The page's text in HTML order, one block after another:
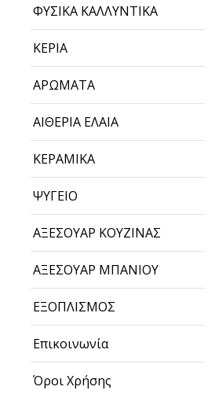
ΦΥΣΙΚΑ ΚΑΛΛΥΝΤΙΚΑ
ΚΕΡΙΑ
ΑΡΩΜΑΤΑ
ΑΙΘΕΡΙΑ ΕΛΑΙΑ
ΚΕΡΑΜΙΚΑ
ΨΥΓΕΙΟ
ΑΞΕΣΟΥΑΡ ΚΟΥΖΙΝΑΣ
ΑΞΕΣΟΥΑΡ ΜΠΑΝΙΟΥ
ΕΞΟΠΛΙΣΜΟΣ
Επικοινωνία
Όροι Χρήσης